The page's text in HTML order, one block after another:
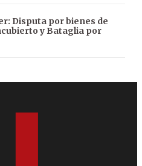
Disputa por bienes de
y Bataglia por